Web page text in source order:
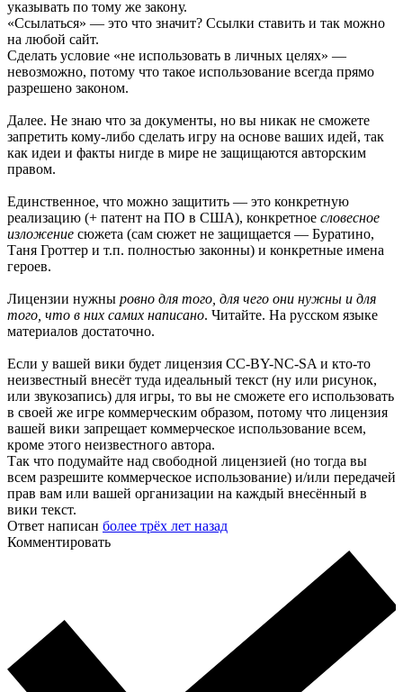
указывать по тому же закону.
«Ссылаться» — это что значит? Ссылки ставить и так можно
на любой сайт.
Сделать условие «не использовать в личных целях» —
невозможно, потому что такое использование всегда прямо
разрешено законом.
Далее. Не знаю что за документы, но вы никак не сможете
запретить кому-либо сделать игру на основе ваших идей, так
как идеи и факты нигде в мире не защищаются авторским
правом.
Единственное, что можно защитить — это конкретную
реализацию (+ патент на ПО в США), конкретное словесное
изложение сюжета (сам сюжет не защищается — Буратино,
Таня Гроттер и т.п. полностью законны) и конкретные имена
героев.
Лицензии нужны ровно для того, для чего они нужны и для
того, что в них самих написано. Читайте. На русском языке
материалов достаточно.
Если у вашей вики будет лицензия CC-BY-NC-SA и кто-то
неизвестный внесёт туда идеальный текст (ну или рисунок,
или звукозапись) для игры, то вы не сможете его использовать
в своей же игре коммерческим образом, потому что лицензия
вашей вики запрещает коммерческое использование всем,
кроме этого неизвестного автора.
Так что подумайте над свободной лицензией (но тогда вы
всем разрешите коммерческое использование) и/или передачей
прав вам или вашей организации на каждый внесённый в
вики текст.
Ответ написан более трёх лет назад
Комментировать